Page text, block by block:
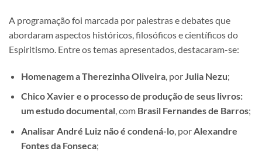
A programação foi marcada por palestras e debates que
abordaram aspectos históricos, filosóficos e científicos do
Espiritismo. Entre os temas apresentados, destacaram-se:
Homenagem a Therezinha Oliveira, porJulia Nezu;
Chico Xavier e o processo de produção de seus livros:
um estudo documental, com Brasil Fernandes de Barros;
Analisar André Luiz não é condená-lo, porAlexandre
Fontes da Fonseca;